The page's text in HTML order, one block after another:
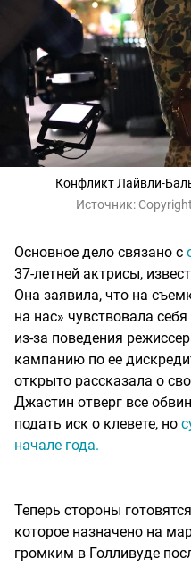
Конфликт Лайвли-
Источник:
Основное дело связано с
37-летней актрисы,
Она заявила, что на
на нас» чувствовала
из-за поведения
кампанию по ее
открыто рассказала о
Джастин отверг все
подать иск о клевете, но
начале года.
Теперь стороны
которое назначено на
громким в Голливуде